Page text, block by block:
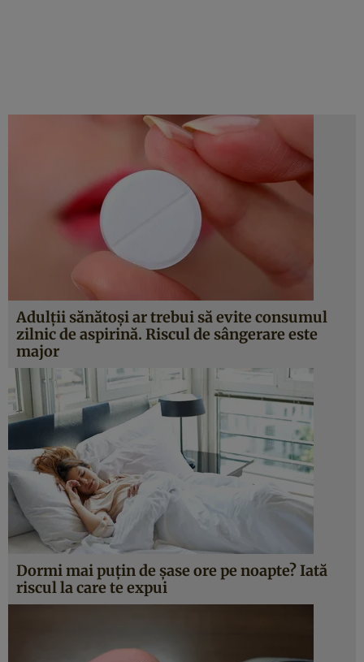
Adulţii sănătoşi ar trebui să evite consumul
zilnic de aspirină. Riscul de sângerare este
major
Dormi mai puţin de şase ore pe noapte? Iată
riscul la care te expui